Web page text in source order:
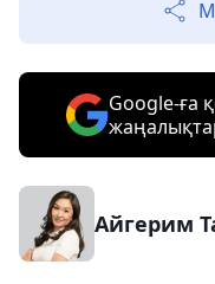
Google-ға
Айгерим